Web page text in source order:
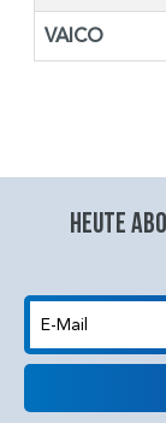
VAICO
Heute
E-Mail